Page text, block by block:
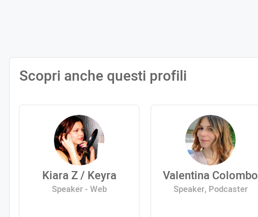
Scopri anche questi profili
Kiara Z / Keyra
Speaker - Web
Valentina Colombo
Speaker, Podcaster